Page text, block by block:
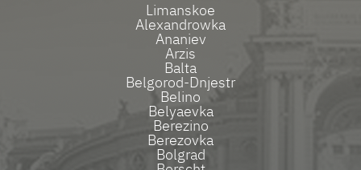
Limanskoe
Alexandrowka
Ananiev
Arzis
Balta
Belgorod-Dnjestr
Belino
Belyaevka
Berezino
Berezovka
Bolgrad